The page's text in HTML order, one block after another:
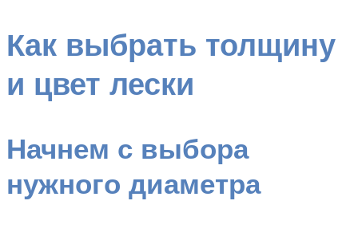
Как выбрать толщину
и цвет лески
Начнем с выбора
нужного диаметра